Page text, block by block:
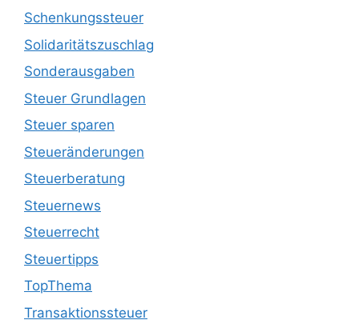
Schenkungssteuer
Solidaritätszuschlag
Sonderausgaben
Steuer Grundlagen
Steuer sparen
Steueränderungen
Steuerberatung
Steuernews
Steuerrecht
Steuertipps
TopThema
Transaktionssteuer